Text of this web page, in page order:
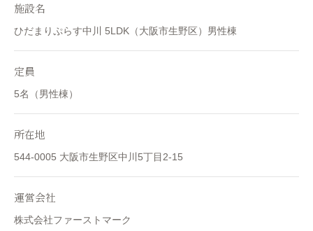
施設名
ひだまりぷらす中川 5LDK（大阪市生野区）男性棟
定員
5名（男性棟）
所在地
544-0005 大阪市生野区中川5丁目2-15
運営会社
株式会社ファーストマーク